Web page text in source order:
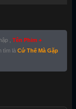
, Tên Phim +
tìm là Cứ Thế Mà Gặp